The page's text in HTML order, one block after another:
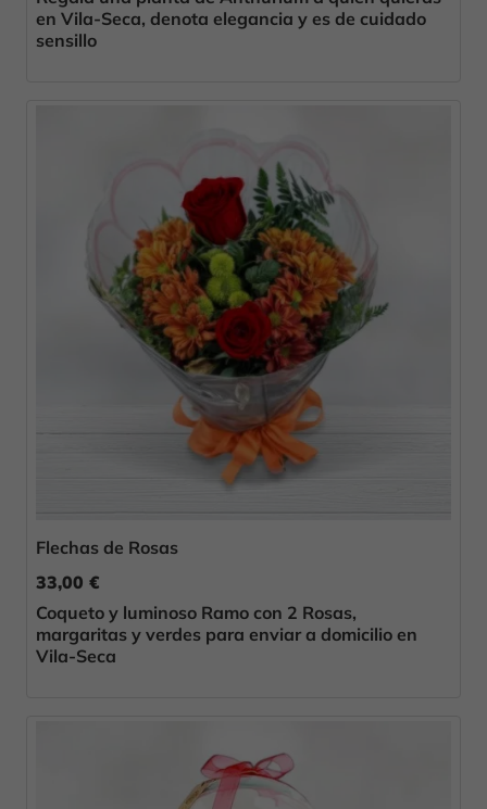
en Vila-Seca, denota elegancia y es de cuidado
sensillo
Flechas de Rosas
33,00 €
Coqueto y luminoso Ramo con 2 Rosas,
margaritas y verdes para enviar a domicilio en
Vila-Seca